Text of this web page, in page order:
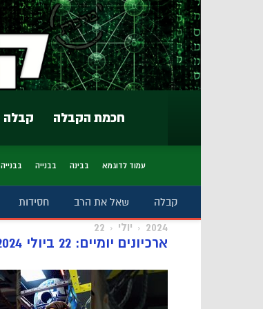
קבלה חכמת הקבלה
עמוד לדוגמא בבינה בבנייה בבנייה
קבלה שאל את הרב חסידות
2024 יולי 22
ארכיונים יומיים: 22 ביולי 2024